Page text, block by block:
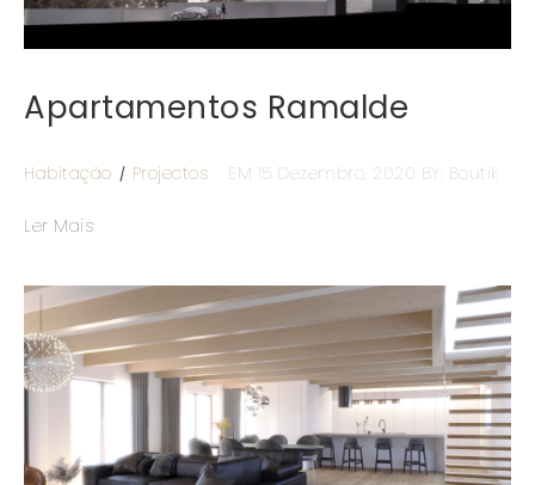
Apartamentos Ramalde
Habitação Projectos EM 15 Dezembro, 2020 BY: Boutik
Ler Mais